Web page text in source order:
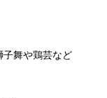
舞や鶏芸など